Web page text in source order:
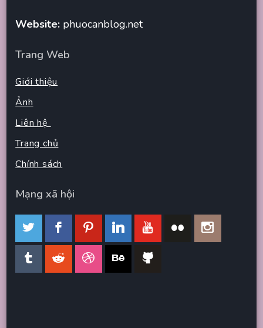
Website: phuocanblog.net
Trang Web
Giới thiệu
Ảnh
Liên hệ
Trang chủ
Chính sách
Mạng xã hội